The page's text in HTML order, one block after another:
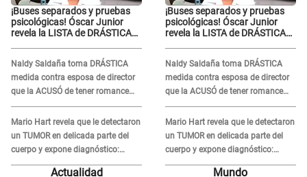
¡Buses separados y pruebas
psicológicas! Óscar Junior
revela la LISTA de DRÁSTICAS
Naldy Saldaña
Naldy Saldaña toma DRÁSTICA
medida contra esposa de director
que la ACUSÓ de tener romance
con él: "Muy triste..."
Mario Hart revela que le detectaron
un TUMOR en delicada parte del
cuerpo y expone diagnóstico:
"Dolores muy fuertes..."
¡Buses separados y pruebas
psicológicas! Óscar Junior
revela la LISTA de DRÁSTICAS
Naldy Saldaña
Naldy Saldaña toma DRÁSTICA
medida contra esposa de director
que la ACUSÓ de tener romance
con él: "Muy triste..."
Mario Hart revela que le detectaron
un TUMOR en delicada parte del
cuerpo y expone diagnóstico:
"Dolores muy fuertes..."
Actualidad Mundo